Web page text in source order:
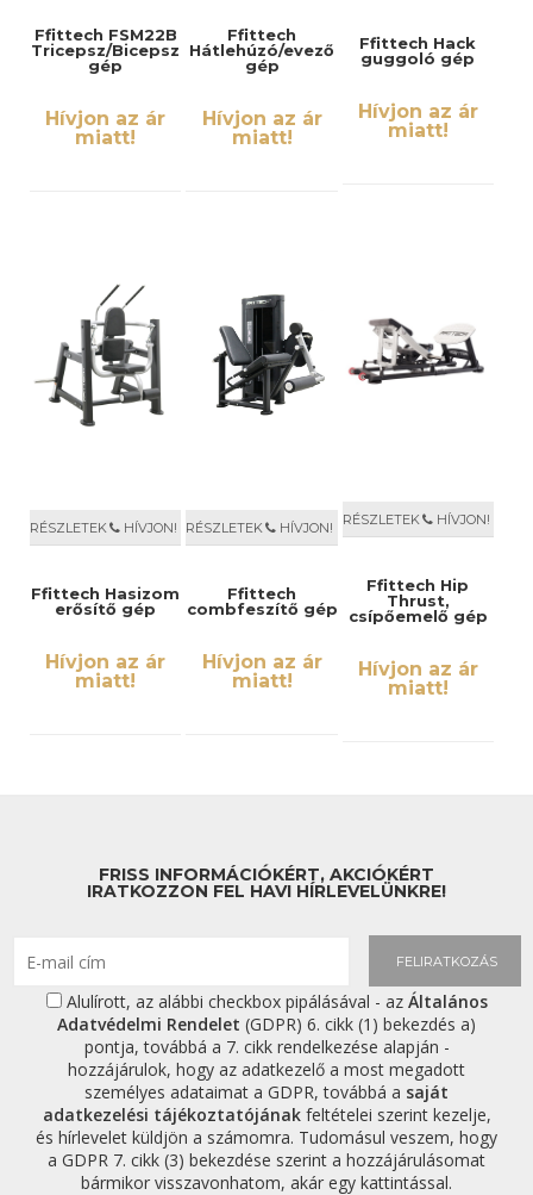
Ffittech FSM22B
Tricepsz/Bicepsz
gép
Hívjon az ár
miatt!
Ffittech
Hátlehúzó/evező
gép
Hívjon az ár
miatt!
Ffittech Hack
guggoló gép
Hívjon az ár
miatt!
RÉSZLETEK HÍVJON!
Ffittech Hasizom
erősítő gép
Hívjon az ár
miatt!
RÉSZLETEK HÍVJON!
Ffittech
combfeszítő gép
Hívjon az ár
miatt!
RÉSZLETEK HÍVJON!
Ffittech Hip
Thrust,
csípőemelő gép
Hívjon az ár
miatt!
FRISS INFORMÁCIÓKÉRT, AKCIÓKÉRT
IRATKOZZON FEL HAVI HÍRLEVELÜNKRE!
FELIRATKOZÁS
Alulírott, az alábbi checkbox pipálásával - az Általános
Adatvédelmi Rendelet (GDPR) 6. cikk (1) bekezdés a)
pontja, továbbá a 7. cikk rendelkezése alapján -
hozzájárulok, hogy az adatkezelő a most megadott
személyes adataimat a GDPR, továbbá a saját
adatkezelési tájékoztatójánakfeltételei szerint kezelje,
és hírlevelet küldjön a számomra. Tudomásul veszem, hogy
a GDPR 7. cikk (3) bekezdése szerint a hozzájárulásomat
bármikor visszavonhatom, akár egy kattintással.